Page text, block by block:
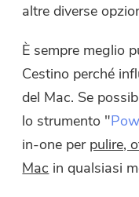
altre diverse
È sempre meglio
Cestino perché
del Mac. Se
lo strumento "
in-one per pulire,
Mac in qualsiasi